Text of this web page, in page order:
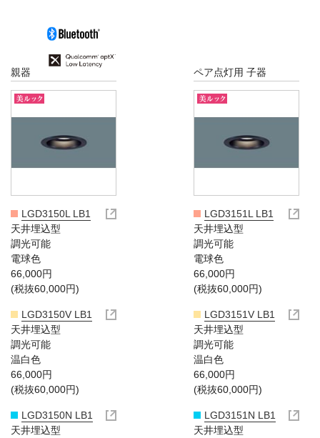
親器
LGD3150L LB1
天井埋込型
調光可能
電球色
66,000円
(税抜60,000円)
LGD3150V LB1
天井埋込型
調光可能
温白色
66,000円
(税抜60,000円)
LGD3150N LB1
天井埋込型
ペア点灯用 子器
LGD3151L LB1
天井埋込型
調光可能
電球色
66,000円
(税抜60,000円)
LGD3151V LB1
天井埋込型
調光可能
温白色
66,000円
(税抜60,000円)
LGD3151N LB1
天井埋込型